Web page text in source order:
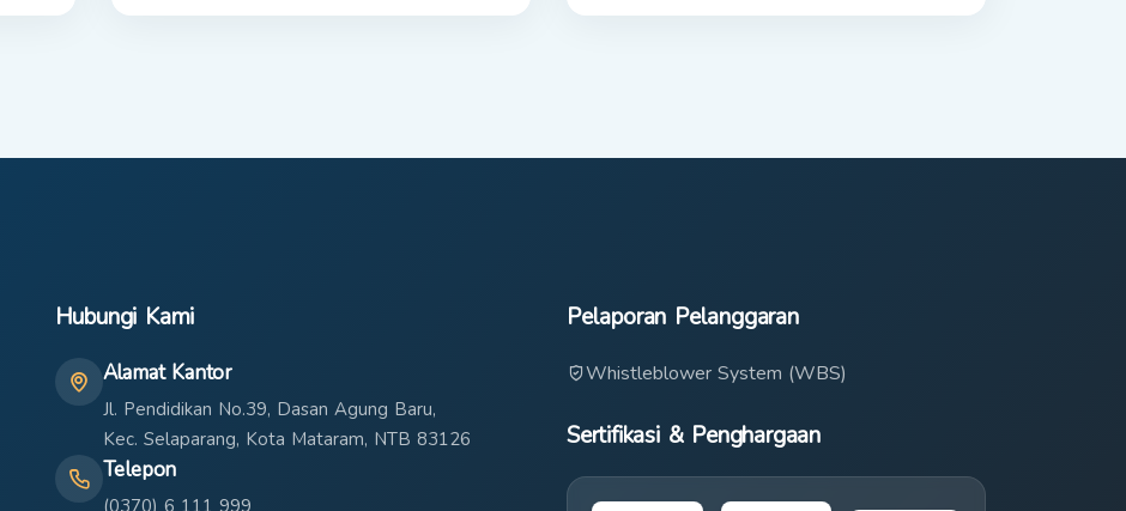
Hubungi Kami
Alamat Kantor
Jl. Pendidikan No.39, Dasan Agung Baru,
Kec. Selaparang, Kota Mataram, NTB 83126
Telepon
(0370) 6 111 999
Pelaporan Pelanggaran
Whistleblower System (WBS)
Sertifikasi & Penghargaan